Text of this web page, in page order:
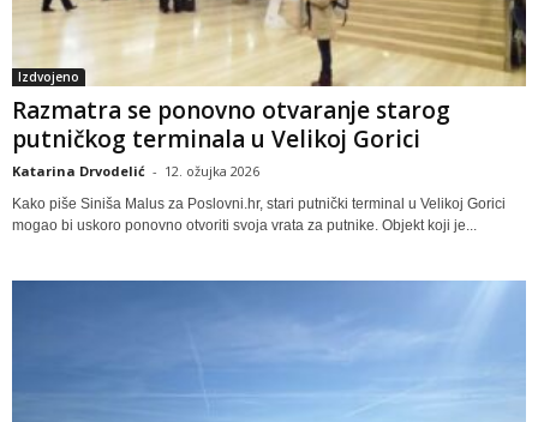
Izdvojeno
Razmatra se ponovno otvaranje starog
putničkog terminala u Velikoj Gorici
Katarina Drvodelić - 12. ožujka 2026
Kako piše Siniša Malus za Poslovni.hr, stari putnički terminal u Velikoj Gorici
mogao bi uskoro ponovno otvoriti svoja vrata za putnike. Objekt koji je...